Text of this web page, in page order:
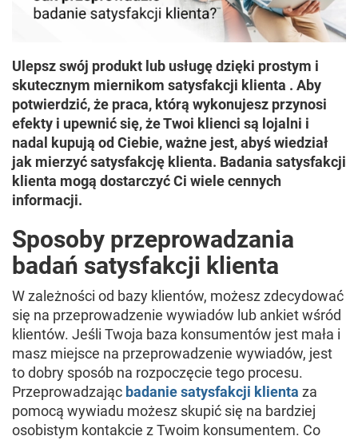
Ulepsz swój produkt lub usługę dzięki prostym i
skutecznym miernikom satysfakcji klienta . Aby
potwierdzić, że praca, którą wykonujesz przynosi
efekty i upewnić się, że Twoi klienci są lojalni i
nadal kupują od Ciebie, ważne jest, abyś wiedział
jak mierzyć satysfakcję klienta. Badania satysfakcji
klienta mogą dostarczyć Ci wiele cennych
informacji.
Sposoby przeprowadzania
badań satysfakcji klienta
W zależności od bazy klientów, możesz zdecydować
się na przeprowadzenie wywiadów lub ankiet wśród
klientów. Jeśli Twoja baza konsumentów jest mała i
masz miejsce na przeprowadzenie wywiadów, jest
to dobry sposób na rozpoczęcie tego procesu.
Przeprowadzając badanie satysfakcji klienta za
pomocą wywiadu możesz skupić się na bardziej
osobistym kontakcie z Twoim konsumentem. Co